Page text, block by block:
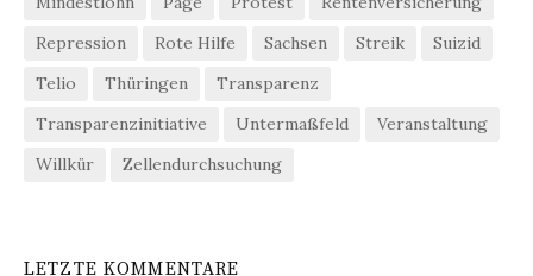
Repression
Rote Hilfe Sachsen Streik
Suizid
Telio
Thüringen
Transparenz
Transparenzinitiative
Untermaßfeld
Veranstaltung
Willkür
Zellendurchsuchung
LETZTE KOMMENTARE